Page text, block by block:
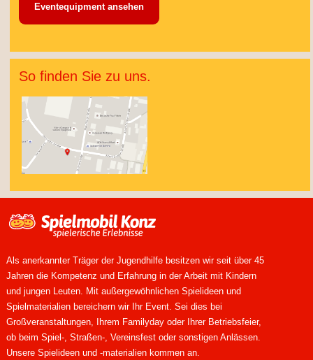
Eventequipment ansehen
So finden Sie zu uns.
Als anerkannter Träger der Jugendhilfe besitzen wir seit über 45
Jahren die Kompetenz und Erfahrung in der Arbeit mit Kindern
und jungen Leuten. Mit außergewöhnlichen Spielideen und
Spielmaterialien bereichern wir Ihr Event. Sei dies bei
Großveranstaltungen, Ihrem Familyday oder Ihrer Betriebsfeier,
ob beim Spiel-, Straßen-, Vereinsfest oder sonstigen Anlässen.
Unsere Spielideen und -materialien kommen an.